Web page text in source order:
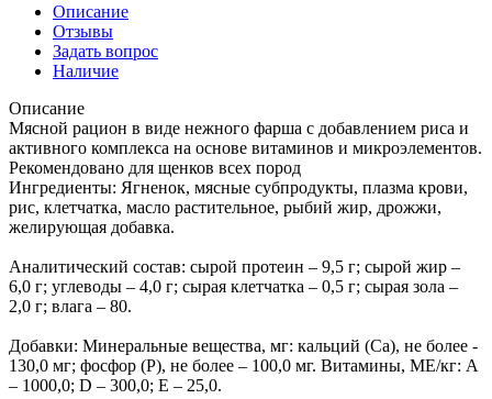
Описание
Отзывы
Задать вопрос
Наличие
Описание
Мясной рацион в виде нежного фарша с добавлением риса и
активного комплекса на основе витаминов и микроэлементов.
Рекомендовано для щенков всех пород
Ингредиенты: Ягненок, мясные субпродукты, плазма крови,
рис, клетчатка, масло растительное, рыбий жир, дрожжи,
желирующая добавка.
Аналитический состав: сырой протеин – 9,5 г; сырой жир –
6,0 г; углеводы – 4,0 г; сырая клетчатка – 0,5 г; сырая зола –
2,0 г; влага – 80.
Добавки: Минеральные вещества, мг: кальций (Са), не более -
130,0 мг; фосфор (Р), не более – 100,0 мг. Витамины, МЕ/кг: A
– 1000,0; D – 300,0; E – 25,0.